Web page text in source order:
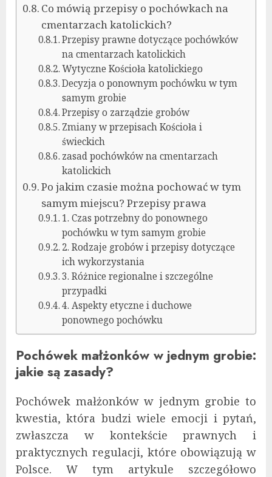
Co mówią przepisy o pochówkach na
cmentarzach katolickich?
Przepisy prawne dotyczące pochówków
na cmentarzach katolickich
Wytyczne Kościoła katolickiego
Decyzja o ponownym pochówku w tym
samym grobie
Przepisy o zarządzie grobów
Zmiany w przepisach Kościoła i
świeckich
zasad pochówków na cmentarzach
katolickich
Po jakim czasie można pochować w tym
samym miejscu? Przepisy prawa
1. Czas potrzebny do ponownego
pochówku w tym samym grobie
2. Rodzaje grobów i przepisy dotyczące
ich wykorzystania
3. Różnice regionalne i szczególne
przypadki
4. Aspekty etyczne i duchowe
ponownego pochówku
Pochówek małżonków w jednym grobie:
jakie są zasady?
Pochówek małżonków w jednym grobie to
kwestia, która budzi wiele emocji i pytań,
zwłaszcza w kontekście prawnych i
praktycznych regulacji, które obowiązują w
Polsce. W tym artykule szczegółowo